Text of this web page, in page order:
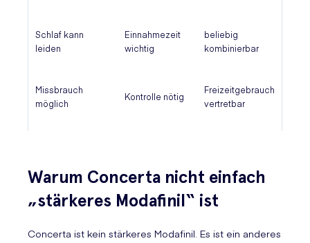
Schlaf kann
leiden
Einnahmezeit
wichtig
beliebig
kombinierbar
Missbrauch
möglich
Kontrolle nötig
Freizeitgebrauch
vertretbar
Warum Concerta nicht einfach
„stärkeres Modafinil“ ist
Concerta ist kein stärkeres Modafinil. Es ist ein anderes